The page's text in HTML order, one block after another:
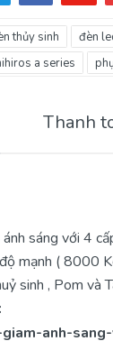
thủy sinh đèn
a series
Thanh
sáng với 4
mạnh ( 8000
sinh , Pom và